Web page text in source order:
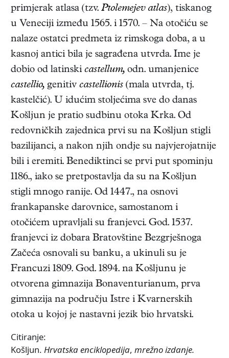
primjerak atlasa (tzv. Ptolemejev atlas), tiskanog
u Veneciji između 1565. i 1570. – Na otočiću se
nalaze ostatci predmeta iz rimskoga doba, a u
kasnoj antici bila je sagrađena utvrda. Ime je
dobio od latinski castellum, odn. umanjenice
castellio, genitiv castellionis (mala utvrda, tj.
kastelčić). U idućim stoljećima sve do danas
Košljun je pratio sudbinu otoka Krka. Od
redovničkih zajednica prvi su na Košljun stigli
bazilijanci, a nakon njih ondje su najvjerojatnije
bili i eremiti. Benediktinci se prvi put spominju
1186., iako se pretpostavlja da su na Košljun
stigli mnogo ranije. Od 1447., na osnovi
frankapanske darovnice, samostanom i
otočićem upravljali su franjevci. God. 1537.
franjevci iz dobara Bratovštine Bezgrješnoga
Začeća osnovali su banku, a ukinuli su je
Francuzi 1809. God. 1894. na Košljunu je
otvorena gimnazija Bonaventurianum, prva
gimnazija na području Istre i Kvarnerskih
otoka u kojoj je nastavni jezik bio hrvatski.
Citiranje:
Košljun. Hrvatska enciklopedija, mrežno izdanje.